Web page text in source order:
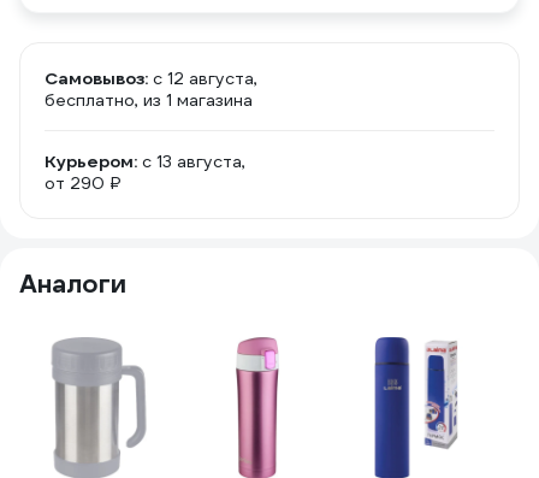
Самовывоз: c 12 августа,
бесплатно, из 1 магазина
Курьером: c 13 августа,
от 290 ₽
Аналоги